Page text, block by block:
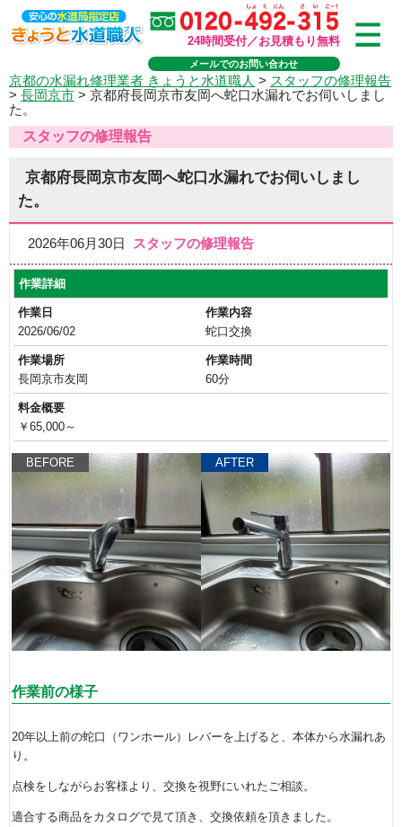
24時間受付／お見積もり無料
メールでのお問い合わせ
京都の水漏れ修理業者 きょうと水道職人 > スタッフの修理報告
> 長岡京市 > 京都府長岡京市友岡へ蛇口水漏れでお伺いしまし
た。
スタッフの修理報告
京都府長岡京市友岡へ蛇口水漏れでお伺いしまし
た。
2026年06月30日 スタッフの修理報告
作業詳細
作業日
2026/06/02
作業内容
蛇口交換
作業場所
長岡京市友岡
作業時間
60分
料金概要
￥65,000～
BEFORE AFTER
作業前の様子
20年以上前の蛇口（ワンホール）レバーを上げると、本体から水漏れあ
り。
点検をしながらお客様より、交換を視野にいれたご相談。
適合する商品をカタログで見て頂き、交換依頼を頂きました。